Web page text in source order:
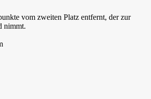
vom zweiten Platz entfernt, der zur
nimmt.